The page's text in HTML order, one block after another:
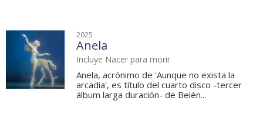
2025
Anela
Incluye Nacer para morir
Anela, acrónimo de 'Aunque no exista la
arcadia', es título del cuarto disco -tercer
álbum larga duración- de Belén...